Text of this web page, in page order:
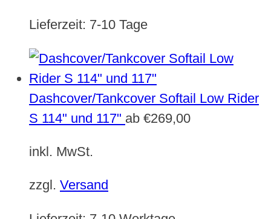
Lieferzeit: 7-10 Tage
Dashcover/Tankcover Softail Low Rider
S 114" und 117" ab €269,00
inkl. MwSt.
zzgl. Versand